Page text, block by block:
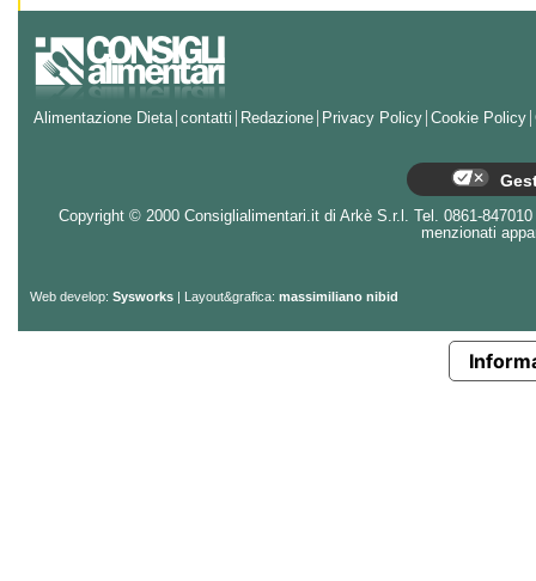
Alimentazione Dieta contatti Redazione Privacy Policy Cookie Policy
Copyright © 2000 Consiglialimentari.it di Arkè S.r.l. Tel. 0861-
menzionati
Web develop: Sysworks | Layout&grafica: massimiliano nibid